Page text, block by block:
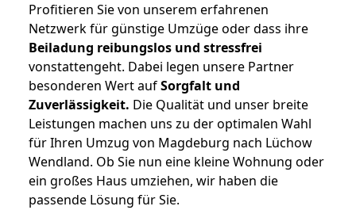
Profitieren Sie von unserem erfahrenen
Netzwerk für günstige Umzüge oder dass ihre
Beiladung reibungslos und stressfrei
vonstattengeht. Dabei legen unsere Partner
besonderen Wert aufSorgfalt und
Zuverlässigkeit. Die Qualität und unser breite
Leistungen machen uns zu der optimalen Wahl
für Ihren Umzug von Magdeburg nach Lüchow
Wendland. Ob Sie nun eine kleine Wohnung oder
ein großes Haus umziehen, wir haben die
passende Lösung für Sie.